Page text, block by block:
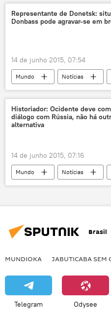
inteligência
vigilância
EUA
Rússia
Representante de Donetsk:
Donbass pode agravar-se em
14 de junho 2015, 07:54
Mundo Notícias
Donetsk
Denis Pushilin
conflito
Ucrânia: campo
Historiador: Ocidente deve
diálogo com Rússia, não há
alternativa
14 de junho 2015, 07:16
Mundo Notícias
opinião
russofobia
Brasil
MUNDIOKA JABUTICABA SEM
Telegram Odysee